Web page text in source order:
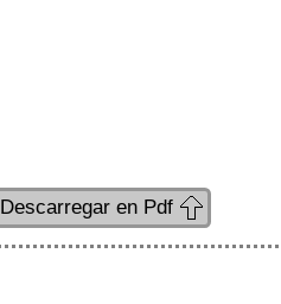
Descarregar en Pdf